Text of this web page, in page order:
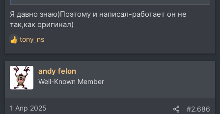
Я давно знаю)Поэтому и написал-работает он не
так,как оригинал)
Р
е
а
и
и
:
tony_ns
andy felon
Well-Known Member
1 Апр 2025 #2.686